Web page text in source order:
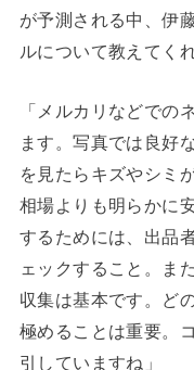
が予測される中、伊
ルについて教えてく
「メルカリなどでの
ます。写真では良好
を見たらキズやシミ
相場よりも明らかに
するためには、出品
ェックすること。ま
収集は基本です。ど
極めることは重要。
引していますね」